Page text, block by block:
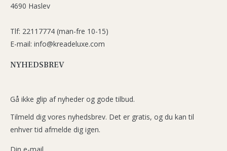
4690 Haslev
Tlf: 22117774 (man-fre 10-15)
E-mail: info@kreadeluxe.com
NYHEDSBREV
Gå ikke glip af nyheder og gode tilbud.
Tilmeld dig vores nyhedsbrev. Det er gratis, og du kan til
enhver tid afmelde dig igen.